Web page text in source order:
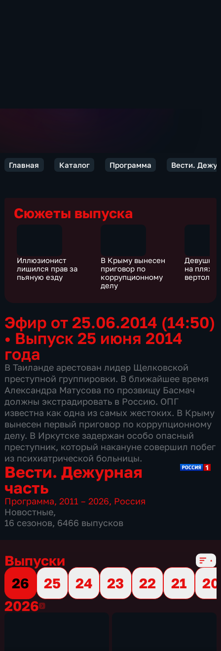
Главная Каталог Программа Вести.
Сюжеты выпуска
Иллюзионист
лишился прав за
пьяную езду
В Крыму вынесен
приговор по
коррупционному
делу
Девушку
на пляж
Эфир от 25.06.2014 (14:50)
• Выпуск 25 июня 2014
года
В Таиланде арестован лидер Щелковской
преступной группировки. В ближайшее время
Александра Матусова по прозвищу Басмач
должны экстрадировать в Россию. ОПГ
известна как одна из самых жестоких. В Крыму
вынесен первый приговор по коррупционному
делу. В Иркутске задержан особо опасный
преступник, который накануне совершил побег
из психиатрической больницы.
Вести. Дежурная
часть
Программа,2011 – 2026, Россия
Новостные,
16 сезонов, 6466 выпусков
Выпуски
26
25 24 23 22 21
20
20262026